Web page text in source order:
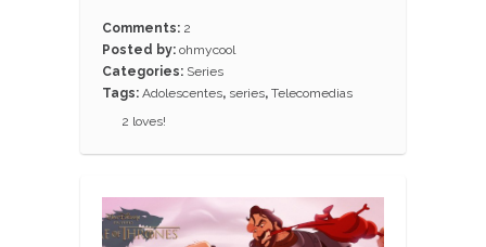
Comments: 2
Posted by: ohmycool
Categories: Series
Tags: Adolescentes, series, Telecomedias
2 loves!